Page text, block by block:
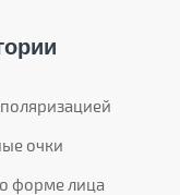
очки
форме лица